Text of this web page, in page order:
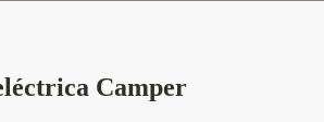
Camper